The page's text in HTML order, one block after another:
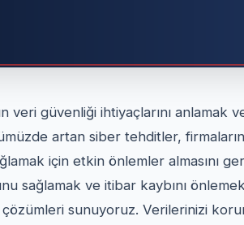
veri güvenliği ihtiyaçlarını anlamak
artan siber tehditler,
için etkin önlemler almasını
sağlamak ve itibar kaybını
sunuyoruz. Verilerinizi